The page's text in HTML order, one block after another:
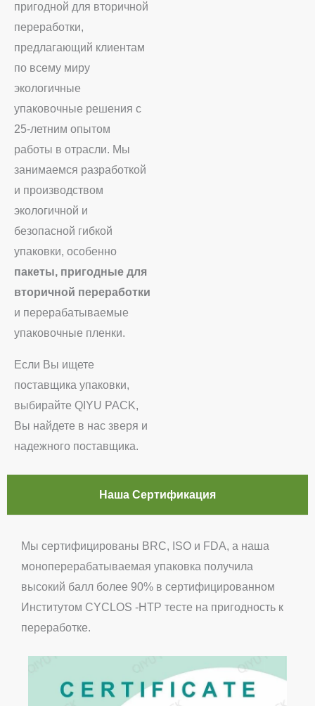
пригодной для вторичной
переработки,
предлагающий клиентам
по всему миру
экологичные
упаковочные решения с
25-летним опытом
работы в отрасли. Мы
занимаемся разработкой
и производством
экологичной и
безопасной гибкой
упаковки, особенно
пакеты, пригодные для
вторичной переработки
и перерабатываемые
упаковочные пленки.
Если Вы ищете
поставщика упаковки,
выбирайте QIYU PACK,
Вы найдете в нас зверя и
надежного поставщика.
Наша Сертификация
Мы сертифицированы BRC, ISO и FDA, а наша
моноперерабатываемая упаковка получила
высокий балл более 90% в сертифицированном
Институтом CYCLOS -HTP тесте на пригодность к
переработке.